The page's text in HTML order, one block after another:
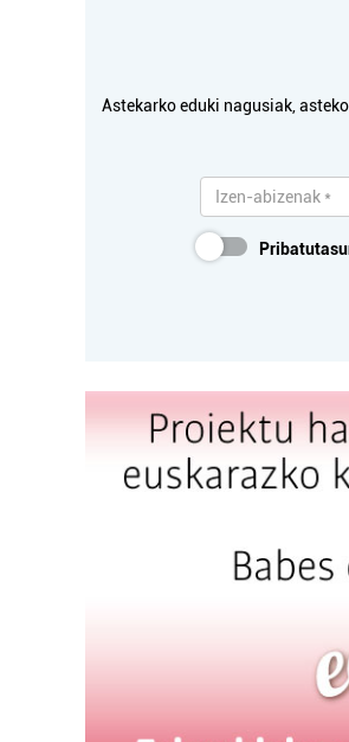
Astekarko eduki nagusiak,